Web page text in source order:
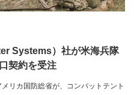
Systems）社が米海兵隊
契約を受注
リカ国防総省が、コンバットテント